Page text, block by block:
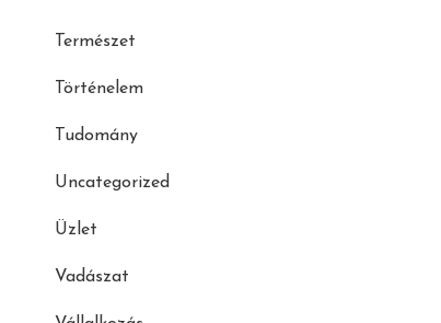
Természet
Történelem
Tudomány
Uncategorized
Üzlet
Vadászat